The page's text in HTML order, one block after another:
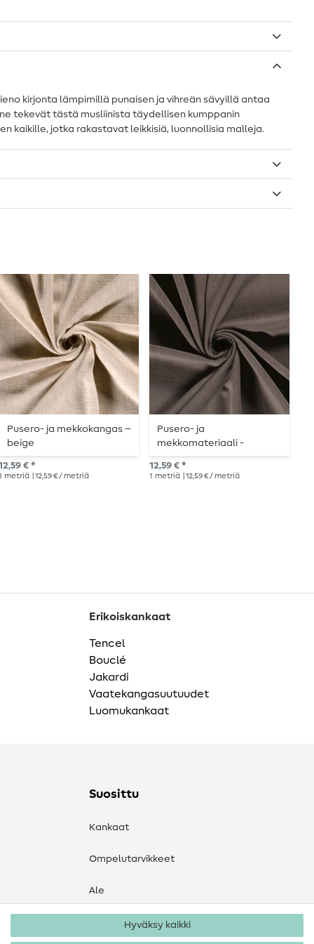
kirjonta lämpimillä punaisen ja vihreän sävyillä antaa
tekevät tästä musliinista täydellisen kumppanin
kaikille, jotka rakastavat leikkisiä, luonnollisia malleja.
Pusero- ja mekkokangas –
beige
€ *
metriä | 12,59 € / metriä
Pusero- ja
mekkomateriaali -
tummanharmaa
12,59 € *
1 metriä | 12,59 € / metriä
Erikoiskankaat
Tencel
Bouclé
Jakardi
Vaatekangasuutuudet
Luomukankaat
Suosittu
Kankaat
Ompelutarvikkeet
Ale
Hyväksy kaikki